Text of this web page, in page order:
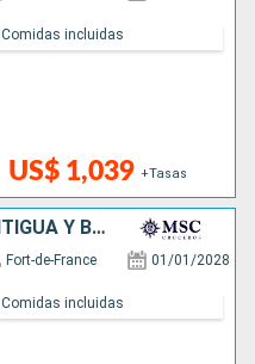
US$ 1,039 +Tasas
Comidas incluidas
DOMINICA, SAN MARTÍN, ANTIGUA Y BARBUDA
Fort-de-France 01/01/2028
Comidas incluidas